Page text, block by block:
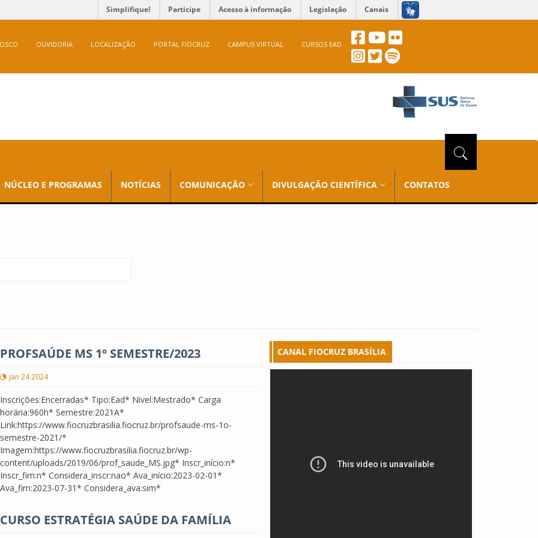
Simplifique! Participe Acesso à informação Legislação Canais
OUVIDORIA LOCALIZAÇÃO PORTAL FIOCRUZ CAMPUS VIRTUAL CURSOS EAD
NÚCLEO E PROGRAMAS NOTÍCIAS COMUNICAÇÃO DIVULGAÇÃO CIENTÍFICA CONTATOS
PROFSAÚDE MS 1º SEMESTRE/2023
jan 24 2024
Inscrições:Encerradas* Tipo:Ead* Nivel:Mestrado* Carga
horária:960h* Semestre:2021A*
Link:https://www.fiocruzbrasilia.fiocruz.br/profsaude-ms-1o-
semestre-2021/*
Imagem:https://www.fiocruzbrasilia.fiocruz.br/wp-
content/uploads/2019/06/prof_saude_MS.jpg* Inscr_início:n*
Inscr_fim:n* Considera_inscr:nao* Ava_início:2023-02-01*
Ava_fim:2023-07-31* Considera_ava:sim*
CURSO ESTRATÉGIA SAÚDE DA FAMÍLIA
CANAL FIOCRUZ BRASÍLIA